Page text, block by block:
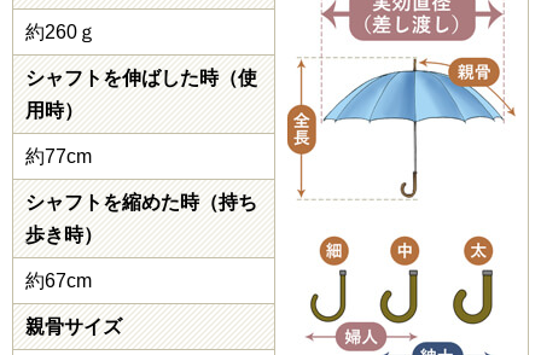
約260ｇ
シャフトを伸ばした時（使
用時）
約77cm
シャフトを縮めた時（持ち
歩き時）
約67cm
親骨サイズ